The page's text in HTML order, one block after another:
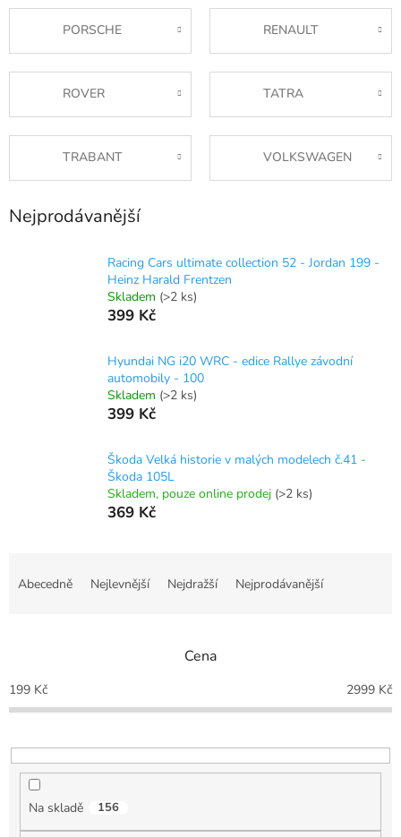
PORSCHE RENAULT
ROVER TATRA
TRABANT VOLKSWAGEN
Nejprodávanější
Racing Cars ultimate collection 52 - Jordan 199 -
Heinz Harald Frentzen
Skladem (>2 ks)
399 Kč
Hyundai NG i20 WRC - edice Rallye závodní
automobily - 100
Skladem (>2 ks)
399 Kč
Škoda Velká historie v malých modelech č.41 -
Škoda 105L
Skladem, pouze online prodej (>2 ks)
369 Kč
p
r
o
u
Abecedně Nejlevnější Nejdražší Nejprodávanější
Cena
199 Kč 2999 Kč
Na skladě 156